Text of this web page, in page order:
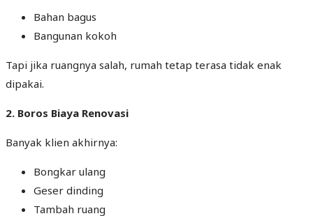
Bahan bagus
Bangunan kokoh
Tapi jika ruangnya salah, rumah tetap terasa tidak enak
dipakai.
2. Boros Biaya Renovasi
Banyak klien akhirnya:
Bongkar ulang
Geser dinding
Tambah ruang